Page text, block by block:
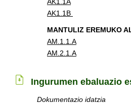
AK1.1B
MANTULIZ EREMUKO
AM.1.1.A
AM.2.1.A
Ingurumen ebaluazio
Dokumentazio idatzia